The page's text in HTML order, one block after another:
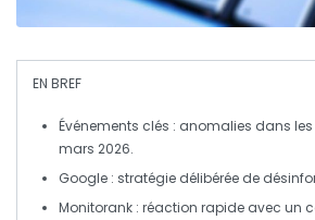
EN BREF
Événements clés : anomalies dans les
mars 2026.
Google : stratégie délibérée de
Monitorank : réaction rapide avec un